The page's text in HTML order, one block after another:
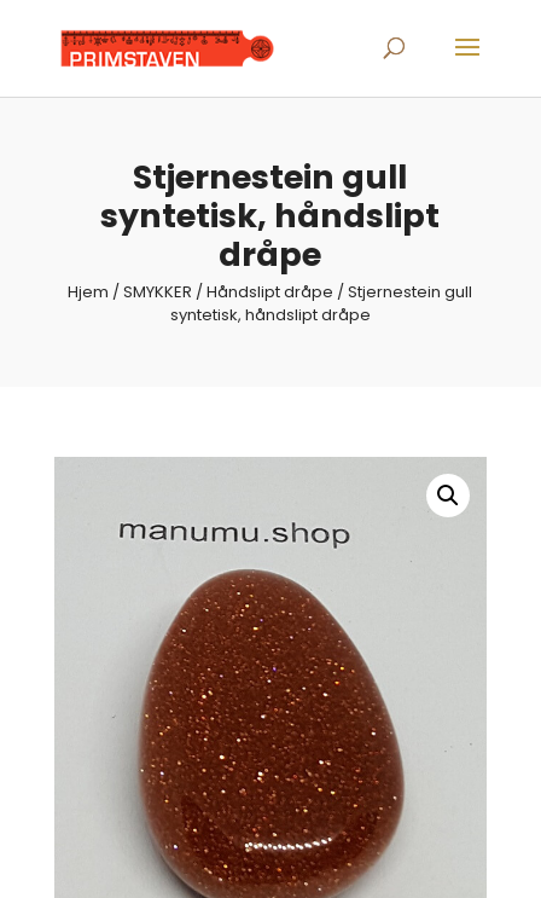
search
Stjernestein gull
syntetisk, håndslipt
dråpe
Hjem /SMYKKER /Håndslipt dråpe / Stjernestein gull
syntetisk, håndslipt dråpe